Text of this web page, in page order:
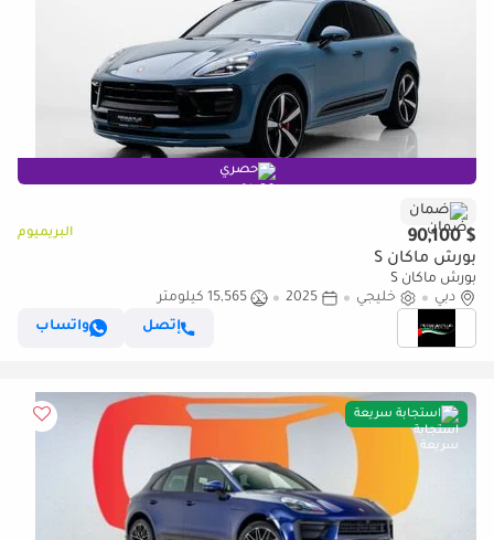
حصري
ضمان
$ 90,100 البريميوم
بورش ماكان S
بورش ماكان S
دبي
خليجي 2025
15,565 كيلومتر
إتصل
واتساب
استجابة سريعة